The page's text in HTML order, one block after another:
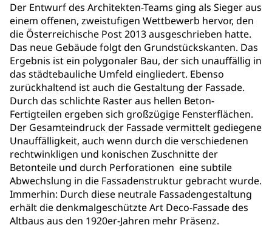
Der Entwurf des Architekten-Teams ging als Sieger aus
einem offenen, zweistufigen Wettbewerb hervor, den
die Österreichische Post 2013 ausgeschrieben hatte.
Das neue Gebäude folgt den Grundstückskanten. Das
Ergebnis ist ein polygonaler Bau, der sich unauffällig in
das städtebauliche Umfeld eingliedert. Ebenso
zurückhaltend ist auch die Gestaltung der Fassade.
Durch das schlichte Raster aus hellen Beton-
Fertigteilen ergeben sich großzügige Fensterflächen.
Der Gesamteindruck der Fassade vermittelt gediegene
Unauffälligkeit, auch wenn durch die verschiedenen
rechtwinkligen und konischen Zuschnitte der
Betonteile und durch Perforationen eine subtile
Abwechslung in die Fassadenstruktur gebracht wurde.
Immerhin: Durch diese neutrale Fassadengestaltung
erhält die denkmalgeschützte Art Deco-Fassade des
Altbaus aus den 1920er-Jahren mehr Präsenz.